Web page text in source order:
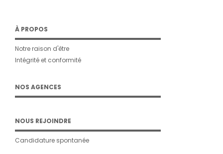
À PROPOS
Notre raison d'être
Intégrité et conformité
NOS AGENCES
NOUS REJOINDRE
Candidature spontanée